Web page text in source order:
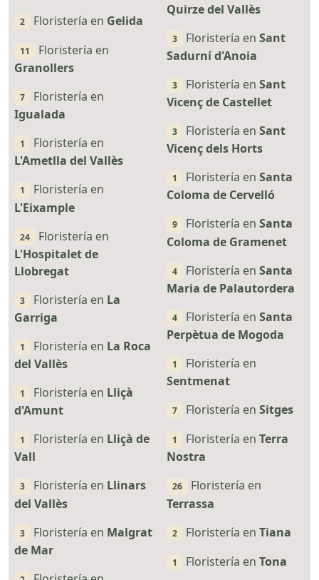
2 Floristería en Gelida
11
Floristería en
Granollers
7
Floristería en
Igualada
1
Floristería en
L'Ametlla del Vallès
1
Floristería en
L'Eixample
24
Floristería en
L'Hospitalet de
Llobregat
3 Floristería en La
Garriga
1 Floristería en La Roca
del Vallès
1 Floristería en Lliçà
d'Amunt
1 Floristería en Lliçà de
Vall
3 Floristería en Llinars
del Vallès
3 Floristería en Malgrat
de Mar
Quirze del Vallès
3 Floristería en Sant
Sadurní d'Anoia
3 Floristería en Sant
Vicenç de Castellet
3 Floristería en Sant
Vicenç dels Horts
1 Floristería en Santa
Coloma de Cervelló
9 Floristería en Santa
Coloma de Gramenet
4 Floristería en Santa
Maria de Palautordera
4 Floristería en Santa
Perpètua de Mogoda
1
Floristería en
Sentmenat
7 Floristería en Sitges
1 Floristería en Terra
Nostra
26
Floristería en
Terrassa
2 Floristería en Tiana
1 Floristería en Tona